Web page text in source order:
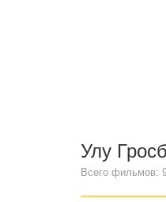
Улу
Всего фильмов: